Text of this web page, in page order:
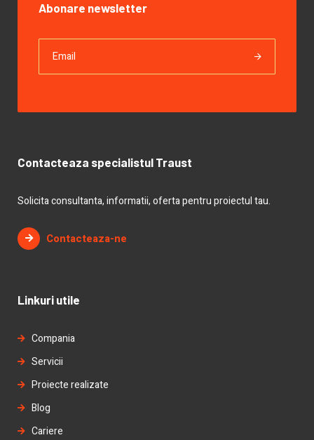
Abonare newsletter
Contacteaza specialistul Traust
Solicita consultanta, informatii, oferta pentru proiectul tau.
Contacteaza-ne
Linkuri utile
Compania
Servicii
Proiecte realizate
Blog
Cariere